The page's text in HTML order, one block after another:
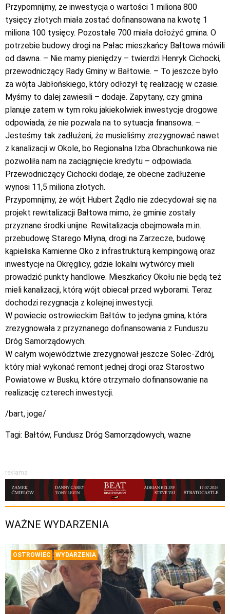
Przypomnijmy, że inwestycja o wartości 1 miliona 800
tysięcy złotych miała zostać dofinansowana na kwotę 1
miliona 100 tysięcy. Pozostałe 700 miała dołożyć gmina. O
potrzebie budowy drogi na Pałac mieszkańcy Bałtowa mówili
od dawna. – Nie mamy pieniędzy – twierdzi Henryk Cichocki,
przewodniczący Rady Gminy w Bałtowie. – To jeszcze było
za wójta Jabłońskiego, który odłożył tę realizację w czasie.
Myśmy to dalej zawiesili – dodaje. Zapytany, czy gmina
planuje zatem w tym roku jakiekolwiek inwestycje drogowe
odpowiada, że nie pozwala na to sytuacja finansowa. –
Jesteśmy tak zadłużeni, że musieliśmy zrezygnować nawet
z kanalizacji w Okole, bo Regionalna Izba Obrachunkowa nie
pozwoliła nam na zaciągnięcie kredytu – odpowiada.
Przewodniczący Cichocki dodaje, że obecne zadłużenie
wynosi 11,5 miliona złotych.
Przypomnijmy, że wójt Hubert Żądło nie zdecydował się na
projekt rewitalizacji Bałtowa mimo, że gminie zostały
przyznane środki unijne. Rewitalizacja obejmowała m.in.
przebudowę Starego Młyna, drogi na Zarzecze, budowę
kąpieliska Kamienne Oko z infrastrukturą kempingową oraz
inwestycje na Okręglicy, gdzie lokalni wytwórcy mieli
prowadzić punkty handlowe. Mieszkańcy Okołu nie będą też
mieli kanalizacji, którą wójt obiecał przed wyborami. Teraz
dochodzi rezygnacja z kolejnej inwestycji.
W powiecie ostrowieckim Bałtów to jedyna gmina, która
zrezygnowała z przyznanego dofinansowania z Funduszu
Dróg Samorządowych.
W całym województwie zrezygnował jeszcze Solec-Zdrój,
który miał wykonać remont jednej drogi oraz Starostwo
Powiatowe w Busku, które otrzymało dofinansowanie na
realizację czterech inwestycji.
/bart, joge/
Tagi: Bałtów, Fundusz Dróg Samorządowych, wazne
reklama
WAŻNE WYDARZENIA
OSTROWIEC WYDARZENIA